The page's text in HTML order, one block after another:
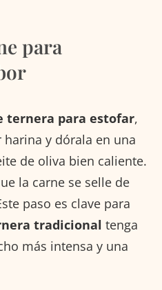
para
ternera para estofar,
y dórala en una
de oliva bien caliente.
la carne se selle de
paso es clave para
tradicional tenga
más intensa y una